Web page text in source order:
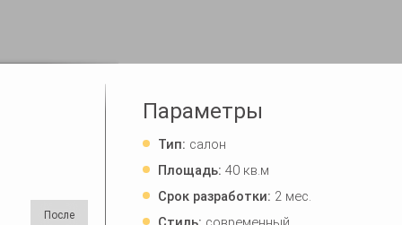
Параметры
Тип: салон
Площадь: 40 кв.м
Срок разработки: 2 мес.